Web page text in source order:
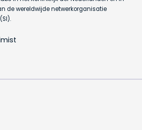
de wereldwijde netwerkorganisatie